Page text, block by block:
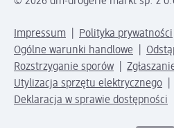
Impressum
Polityka prywatności
Ogólne warunki handlowe
Rozstrzyganie sporów
Utylizacja sprzętu elektrycznego
Deklaracja w sprawie dostępności